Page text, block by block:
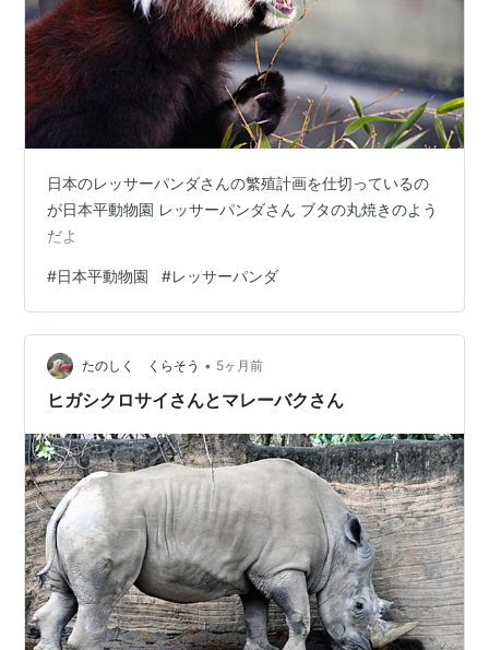
日本のレッサーパンダさんの繁殖計画を仕切っているの
が日本平動物園 レッサーパンダさん ブタの丸焼きのよう
だよ
#日本平動物園 #レッサーパンダ
たのしく くらそう • 5ヶ月前
ヒガシクロサイさんとマレーバクさん